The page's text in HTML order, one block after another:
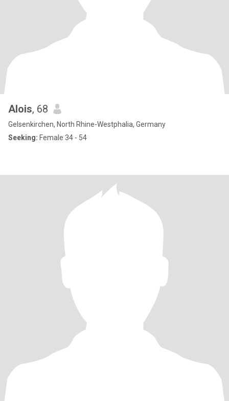
Alois, 68
Gelsenkirchen, North Rhine-Westphalia, Germany
Seeking: Female 34 - 54